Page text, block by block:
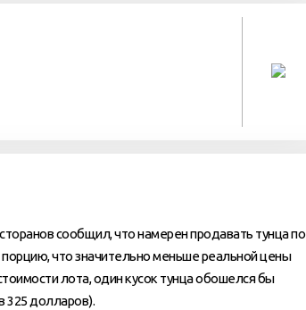
сообщил, что намерен продавать тунца по
порцию, что значительно меньше реальной цены
лота, один кусок тунца обошелся бы
325 долларов).